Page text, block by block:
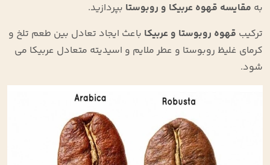
به مقایسه قهوه عربیکا و روبوستا بپردازید.
ترکیب قهوه روبوستا و عربیکا باعث ایجاد تعادل بین طعم تلخ و
کرمای غلیظ روبوستا و عطر ملایم و اسیدیته متعادل عربیکا می
‌شود.